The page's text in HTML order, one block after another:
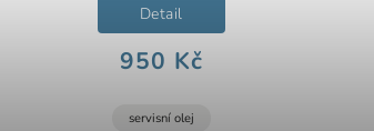
950 Kč
Detail
servisní olej